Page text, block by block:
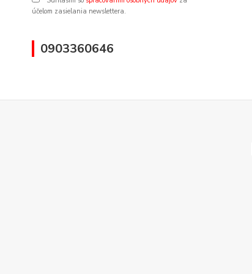
účelom zasielania newslettera.
0903360646